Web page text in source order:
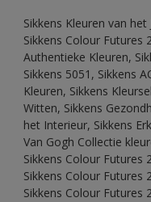
Sikkens Kleuren van
Sikkens Colour Futures
Authentieke Kleuren,
Sikkens 5051, Sikkens
Kleuren, Sikkens
Witten, Sikkens
het Interieur, Sikkens
Van Gogh Collectie
Sikkens Colour Futures
Sikkens Colour Futures
Sikkens Colour Futures